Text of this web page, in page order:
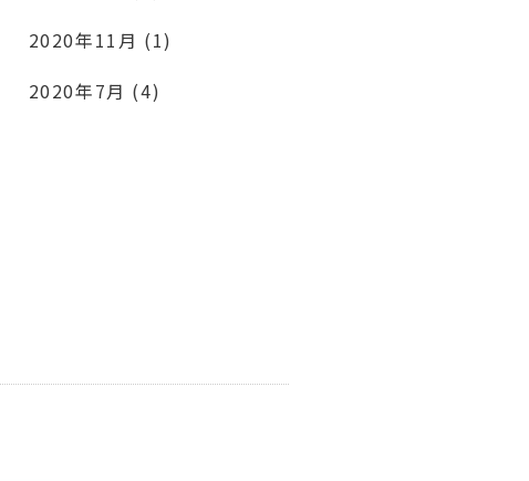
2020年11月 (1)
2020年7月 (4)